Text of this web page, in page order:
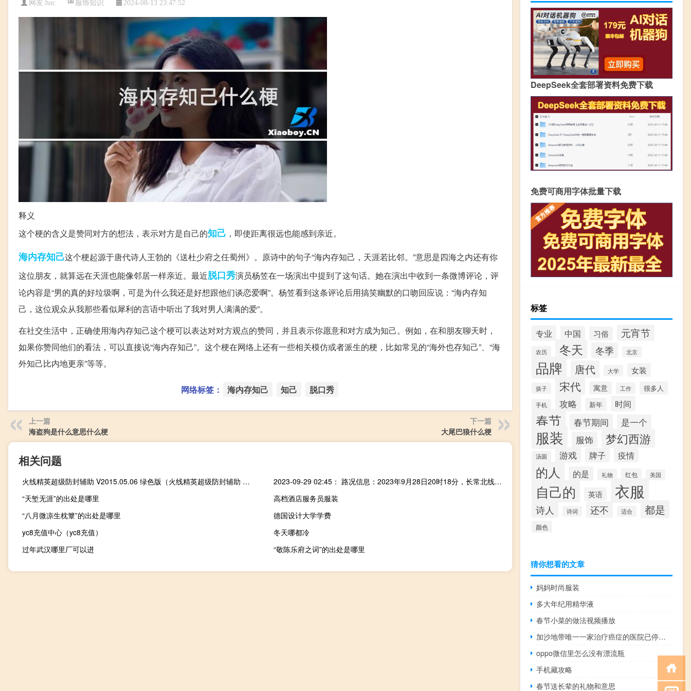
网友:hnc 2024-08-13 23:47:52
释义
这个梗的含义是赞同对方的想法，表示对方是自己的知己 ，即使距离很远也能感到亲近。
海内存知己这个梗起源于唐代诗人王勃的《送杜少府之任蜀州》。原诗中的句子“海内存知己，天涯若比邻。”意思是四海之内还有你
这位朋友，就算远在天涯也能像邻居一样亲近。最近脱口秀演员杨笠在一场演出中提到了这句话。她在演出中收到一条微博评论，评
论内容是“男的真的好垃圾啊，可是为什么我还是好想跟他们谈恋爱啊”。杨笠看到这条评论后用搞笑幽默的口吻回应说：“海内存知
己，这位观众从我那些看似犀利的言语中听出了我对男人满满的爱”。
在社交生活中，正确使用海内存知己这个梗可以表达对对方观点的赞同，并且表示你愿意和对方成为知己。例如，在和朋友聊天时，
如果你赞同他们的看法，可以直接说“海内存知己”。这个梗在网络上还有一些相关模仿或者派生的梗，比如常见的“海外也存知己”、“海
外知己比内地更亲”等等。
网络标签： 海内存知己 知己 脱口秀
上一篇
海盗狗是什么意思什么梗
下一篇
大尾巴狼什么梗
相关问题
火线精英超级防封辅助 V2015.05.06 绿色版（火线精英超级防封辅助 V2015.05.06 绿色版功能简介）
2023-09-29 02:45： 路况信息：2023年9月28日20时18分，长常北线高速长益段泞湖收费站附近以西K43至K44处东往西因车流量大造成交通通行缓慢，至29日2时42分已恢复正常通行。Sa85Za ​​​
“天堑无涯”的出处是哪里
高档酒店服务员服装
“八月微凉生枕簟”的出处是哪里
德国设计大学学费
yc8充值中心（yc8充值）
冬天哪都冷
过年武汉哪里厂可以进
“敬陈乐府之词”的出处是哪里
DeepSeek全套部署资料免费下载
免费可商用字体批量下载
标签
专业 中国 习俗 元宵节
农历 冬天 冬季 北京
品牌 唐代 大学 女装
孩子 宋代 寓意 工作 很多人
手机 攻略 新年 时间
春节 春节期间 是一个
服装 服饰 梦幻西游
汤圆 游戏 牌子 疫情
的人 的是 礼物 红包 美国
自己的 英语 衣服
诗人 诗词 还不 适合 都是
颜色
猜你想看的文章
妈妈时尚服装
多大年纪用精华液
春节小菜的做法视频播放
加沙地带唯一一家治疗癌症的医院已停止运营
oppo微信里怎么没有漂流瓶
手机藏攻略
春节送长辈的礼物和意思